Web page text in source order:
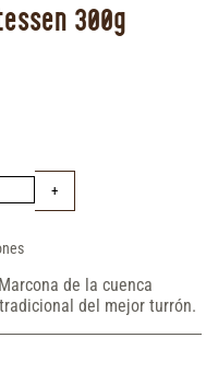
300g
de la cuenca
del mejor turrón.